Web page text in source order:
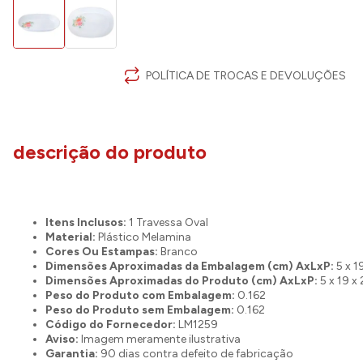
POLÍTICA DE TROCAS E DEVOLUÇÕES
descrição do produto
Itens Inclusos: 1 Travessa Oval
Material: Plástico Melamina
Cores Ou Estampas: Branco
Dimensões Aproximadas da Embalagem (cm) AxLxP: 5 x
Dimensões Aproximadas do Produto (cm) AxLxP: 5 x 19 x
Peso do Produto com Embalagem: 0.162
Peso do Produto sem Embalagem: 0.162
Código do Fornecedor: LM1259
Aviso: Imagem meramente ilustrativa
Garantia: 90 dias contra defeito de fabricação